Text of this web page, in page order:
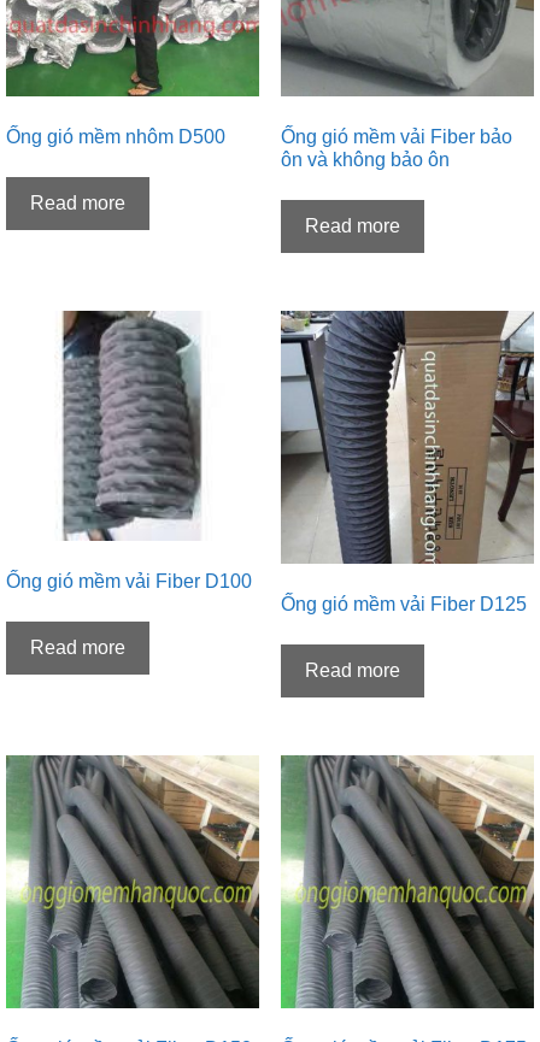
Ống gió mềm nhôm D500
Read more
Ống gió mềm vải Fiber bảo
ôn và không bảo ôn
Read more
Ống gió mềm vải Fiber D100
Read more
Ống gió mềm vải Fiber D125
Read more